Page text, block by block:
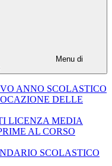
Menu di
ANNO SCOLASTICO
DELLE
LICENZA MEDIA
AL CORSO
SCOLASTICO